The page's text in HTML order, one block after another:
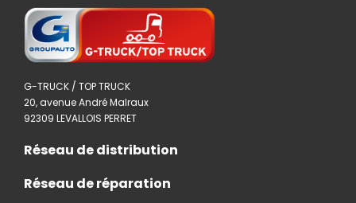
G-TRUCK / TOP TRUCK
20, avenue André Malraux
92309 LEVALLOIS PERRET
Réseau de distribution
Réseau de réparation